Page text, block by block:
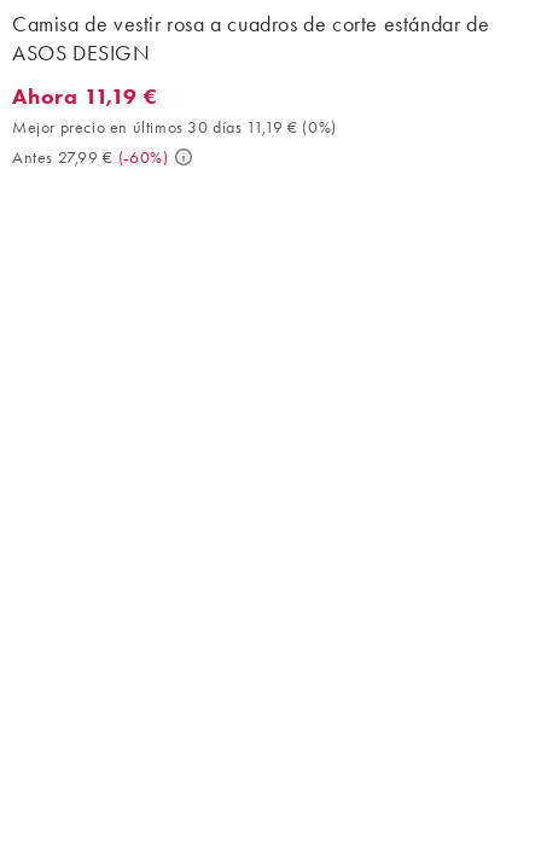
Camisa de vestir rosa a cuadros de corte estándar de
ASOS DESIGN
Ahora 11,19 €. Mejor precio en últimos 30 días 11,19 € (0%).
Ahora 11,19 €
Mejor precio en últimos 30 días 11,19 € (0%)
Antes 27,99 € (-60%)